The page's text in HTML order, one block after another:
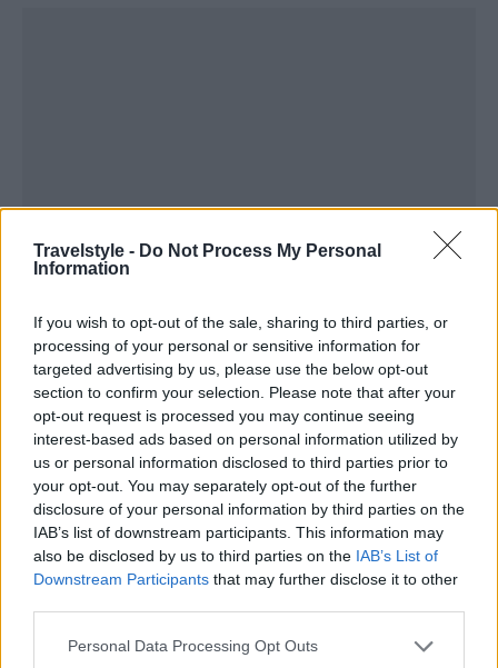
Travelstyle - Do Not Process My Personal
Information
If you wish to opt-out of the sale, sharing to third parties, or
processing of your personal or sensitive information for
targeted advertising by us, please use the below opt-out
section to confirm your selection. Please note that after your
opt-out request is processed you may continue seeing
interest-based ads based on personal information utilized by
us or personal information disclosed to third parties prior to
your opt-out. You may separately opt-out of the further
disclosure of your personal information by third parties on the
IAB’s list of downstream participants. This information may
also be disclosed by us to third parties on the IAB’s List of
Downstream Participants that may further disclose it to other
Please note that this website/app uses one or more Google
Personal Data Processing Opt Outs
Στη Βόρεια Αμερική και για δεύτερο συνεχόμενο
χειμώνα η Air France θα εκτελεί το απευθείας
δρομολόγιο μεταξύ Pointe-à-Pitre (Γουαδελούπη)
και Μόντρεαλ (Καναδά) από τις 22 Οκτωβρίου